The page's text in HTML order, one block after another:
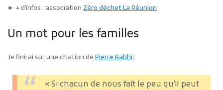
► + d’infos : association Zéro déchet La Réunion
Un mot pour les familles
Je finirai sur une citation de Pierre Rabhi :
« Si chacun de nous fait le peu qu’il peut